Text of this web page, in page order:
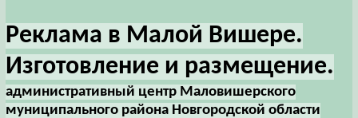
Реклама в Малой Вишере.
Изготовление и размещение.
административный центр Маловишерского
муниципального района Новгородской области